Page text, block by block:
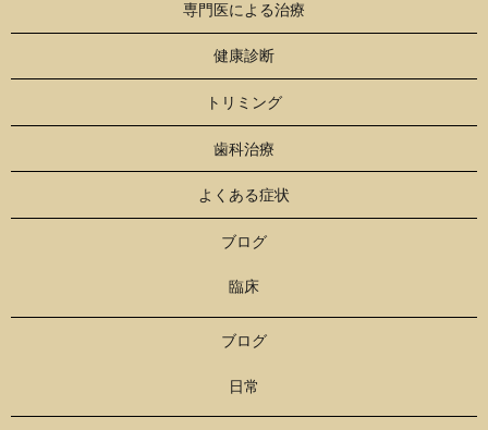
専門医による治療
健康診断
トリミング
歯科治療
よくある症状
ブログ
臨床
ブログ
日常